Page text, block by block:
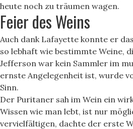
heute noch zu träumen wagen.
Feier des Weins
Auch dank Lafayette konnte er
so lebhaft wie bestimmte Weine,
Jefferson war kein Sammler im
ernste Angelegenheit ist, wurde
Sinn.
Der Puritaner sah im Wein ein
Wissen wie man lebt, ist nur
vervielfältigen, dachte der erste